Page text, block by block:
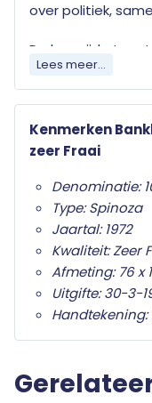
over politiek,
De keerzijde
wiskundige
bestaande uit
linksboven.
transparante
Lees meer...
Kenmerken
zeer Fraai
Denominatie:
Type: Spinoza
Jaartal: 1972
Kwaliteit: Zeer
Afmeting: 76 x
Uitgifte: 30-3-